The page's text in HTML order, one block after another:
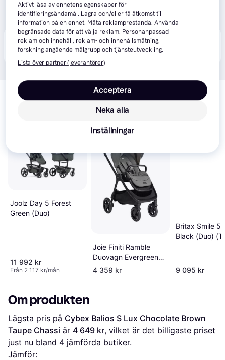
Produkten finns även hos 1 butik som valt att inte
samarbeta med PriceRunner.
Relaterade produkter
Vi har plockat fram ett urval av produkter som kanske skulle
Joolz Day 5 Forest
Green (Duo)
11 992 kr
Från 2 117 kr/mån
Joie Finiti Ramble
Duovagn Evergreen
(Travel system)
4 359 kr
Britax Smile
Black (Duo)
9 095 kr
Om produkten
Lägsta pris på Cybex Balios S Lux Chocolate Brown
Taupe Chassi är 4 649 kr, vilket är det billigaste priset
just nu bland 4 jämförda butiker.
Jämför:
Aktivt läsa av enhetens egenskaper för
identifieringsändamål. Lagra och/eller få åtkomst till
information på en enhet. Mäta reklamprestanda. Använda
begränsade data för att välja reklam. Personanpassad
reklam och innehåll, reklam- och innehållsmätning,
forskning angående målgrupp och tjänsteutveckling.
Lista över partner (leverantörer)
Neka alla
Acceptera
Inställningar